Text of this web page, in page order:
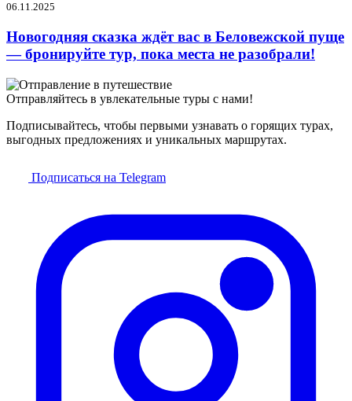
06.11.2025
Новогодняя сказка ждёт вас в Беловежской пуще
— бронируйте тур, пока места не разобрали!
Отправляйтесь в увлекательные туры с нами!
Подписывайтесь, чтобы первыми узнавать о горящих турах,
выгодных предложениях и уникальных маршрутах.
Подписаться на Telegram